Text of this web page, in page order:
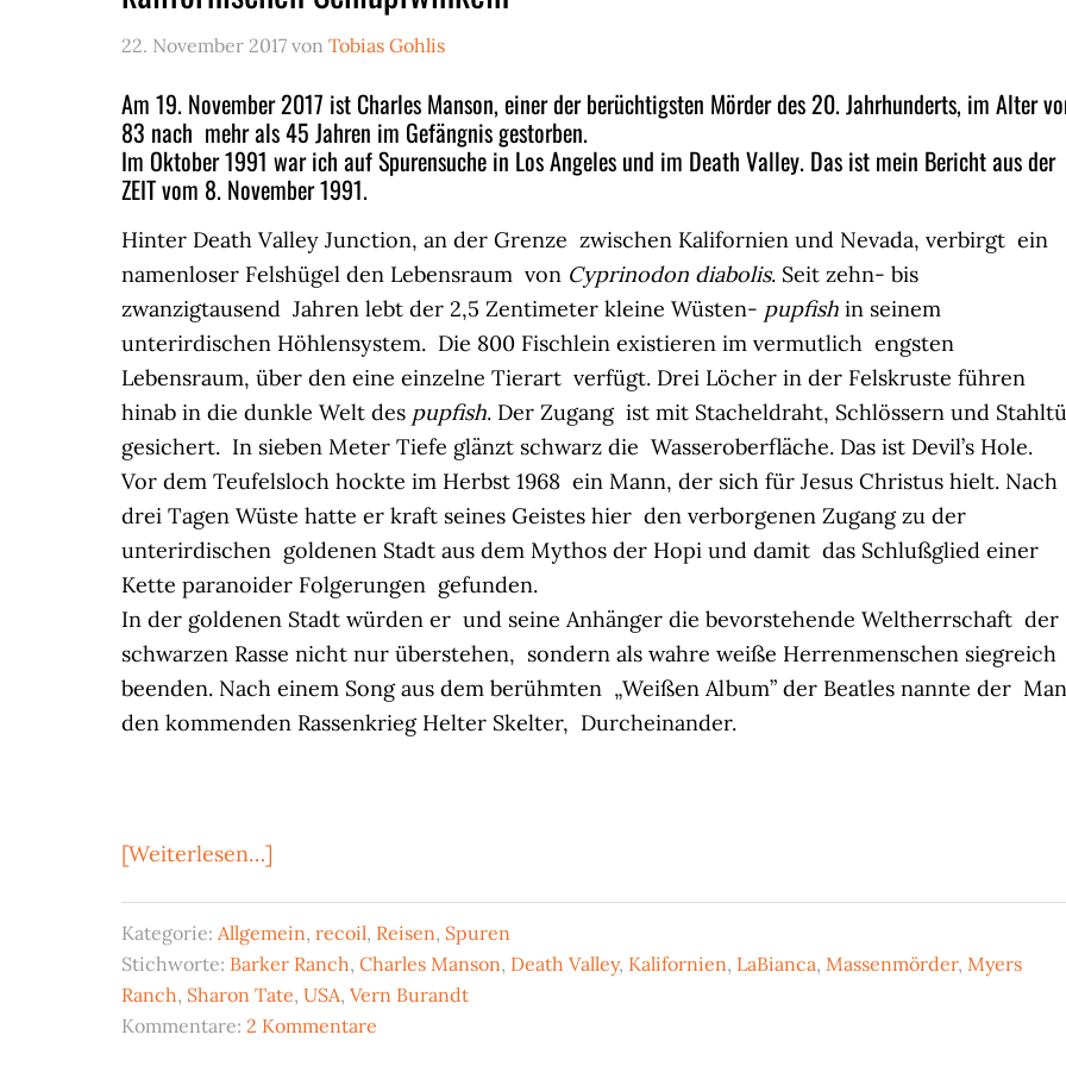
22. November 2017 von Tobias Gohlis
Am 19. November 2017 ist Charles Manson, einer der berüchtigsten Mörder des 20. Jahrhunderts, im Alter
83 nach mehr als 45 Jahren im Gefängnis gestorben.
Im Oktober 1991 war ich auf Spurensuche in Los Angeles und im Death Valley. Das ist mein Bericht aus der
ZEIT vom 8. November 1991.
Hinter Death Valley Junction, an der Grenze zwischen Kalifornien und Nevada, verbirgt ein
namenloser Felshügel den Lebensraum von Cyprinodon diabolis. Seit zehn- bis
zwanzigtausend Jahren lebt der 2,5 Zentimeter kleine Wüsten- pupfish in seinem
unterirdischen Höhlensystem. Die 800 Fischlein existieren im vermutlich engsten
Lebensraum, über den eine einzelne Tierart verfügt. Drei Löcher in der Felskruste führen
hinab in die dunkle Welt des pupfish. Der Zugang ist mit Stacheldraht, Schlössern und
gesichert. In sieben Meter Tiefe glänzt schwarz die Wasseroberfläche. Das ist Devil’s Hole.
Vor dem Teufelsloch hockte im Herbst 1968 ein Mann, der sich für Jesus Christus hielt. Nach
drei Tagen Wüste hatte er kraft seines Geistes hier den verborgenen Zugang zu der
unterirdischen goldenen Stadt aus dem Mythos der Hopi und damit das Schlußglied einer
Kette paranoider Folgerungen gefunden.
In der goldenen Stadt würden er und seine Anhänger die bevorstehende Weltherrschaft der
schwarzen Rasse nicht nur überstehen, sondern als wahre weiße Herrenmenschen siegreich
beenden. Nach einem Song aus dem berühmten „Weißen Album” der Beatles nannte der
den kommenden Rassenkrieg Helter Skelter, Durcheinander.
[Weiterlesen…]
aus
Devil’s
Hole
–
Kategorie: Allgemein, recoil, Reisen, Spuren
Stichworte: Barker Ranch, Charles Manson, Death Valley, Kalifornien, LaBianca, Massenmörder, Myers
Ranch, Sharon Tate, USA, Vern Burandt
Kommentare: 2 Kommentare